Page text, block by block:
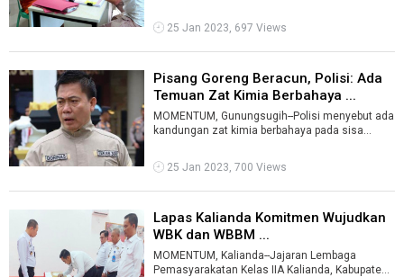
psikotropik ...
25 Jan 2023, 697 Views
Pisang Goreng Beracun, Polisi: Ada
Temuan Zat Kimia Berbahaya ...
MOMENTUM, Gunungsugih--Polisi menyebut ada
kandungan zat kimia berbahaya pada sisa
25 Jan 2023, 700 Views
Lapas Kalianda Komitmen Wujudkan
WBK dan WBBM ...
MOMENTUM, Kalianda--Jajaran Lembaga
Pemasyarakatan Kelas IIA Kalianda, Kabupaten